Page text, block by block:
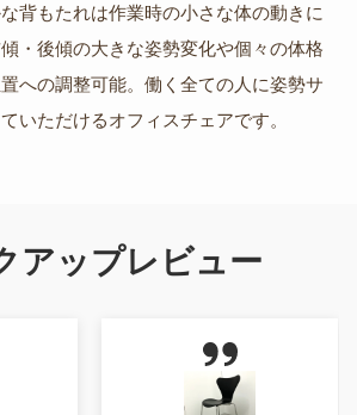
背もたれは作業時の小さな体の動きに
・後傾の大きな姿勢変化や個々の体格
への調整可能。働く全ての人に姿勢サ
いただけるオフィスチェアです。
アップレビュー